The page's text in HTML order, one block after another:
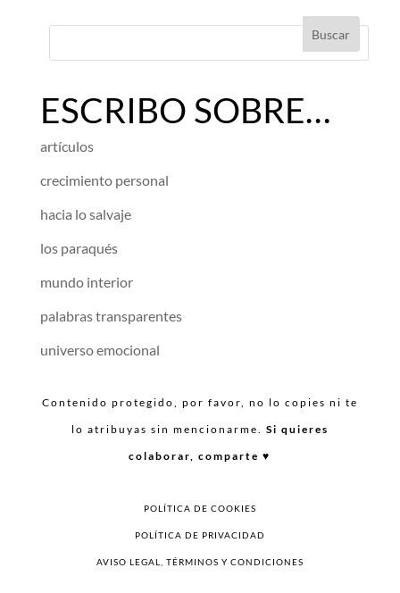
ESCRIBO SOBRE…
artículos
crecimiento personal
hacia lo salvaje
los paraqués
mundo interior
palabras transparentes
universo emocional
Contenido protegido, por favor, no lo copies ni te
lo atribuyas sin mencionarme. Si quieres
colaborar, comparte ♥︎
POLÍTICA DE COOKIES
POLÍTICA DE PRIVACIDAD
AVISO LEGAL, TÉRMINOS Y CONDICIONES